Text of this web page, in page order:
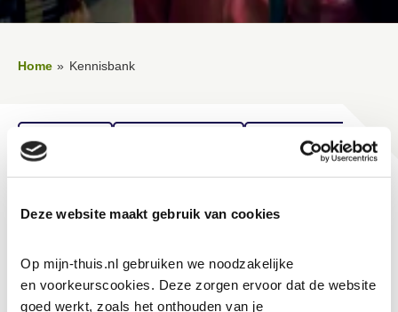
Deze website maakt gebruik van cookies
Op mijn-thuis.nl gebruiken we noodzakelijke
en voorkeurscookies. Deze zorgen ervoor dat de website
goed werkt, zoals het onthouden van je
Home Kennisbank
Simpele tekst
Vertalen
Kennisbank
Huurovereenkomst